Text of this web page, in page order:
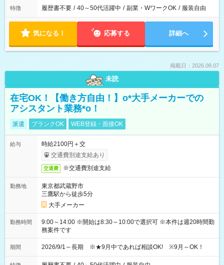
特徴 履歴書不要 / 40～50代活躍中 / 副業・WワークOK / 服装自由
気になる！ 応募する 詳細へ
掲載日：2026.08.07
未読
在宅OK！【働き方自由！】o*大手メーカーでの
アシスタント業務*o！
派遣 ブランクOK WEB登録・面接OK
給与
時給2100円＋交
交通費別途支給あり
交通費 ※交通費別途支給
勤務地
東京都武蔵野市
三鷹駅から徒歩5分
大手メーカー
勤務時間
9:00～14:00 ※開始は8:30～10:00で選択可 ※本件は週20時間勤
務案件です
期間 2026/9/1～長期 ※★9月中であれば相談OK! ※9月～OK！